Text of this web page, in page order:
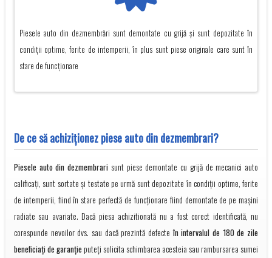
Piesele auto din dezmembrări sunt demontate cu grijă și sunt depozitate în
condiții optime, ferite de intemperii, în plus sunt piese originale care sunt în
stare de funcționare
De ce să achiziţionez piese auto din dezmembrari?
Piesele auto din dezmembrari sunt piese demontate cu grijă de mecanici auto
calificați, sunt sortate și testate pe urmă sunt depozitate în condiții optime, ferite
de intemperii, fiind în stare perfectă de funcționare fiind demontate de pe mașini
radiate sau avariate. Dacă piesa achizitionată nu a fost corect identificată, nu
corespunde nevoilor dvs. sau dacă prezintă defecte în intervalul de 180 de zile
beneficiați de garanție puteți solicita schimbarea acesteia sau rambursarea sumei